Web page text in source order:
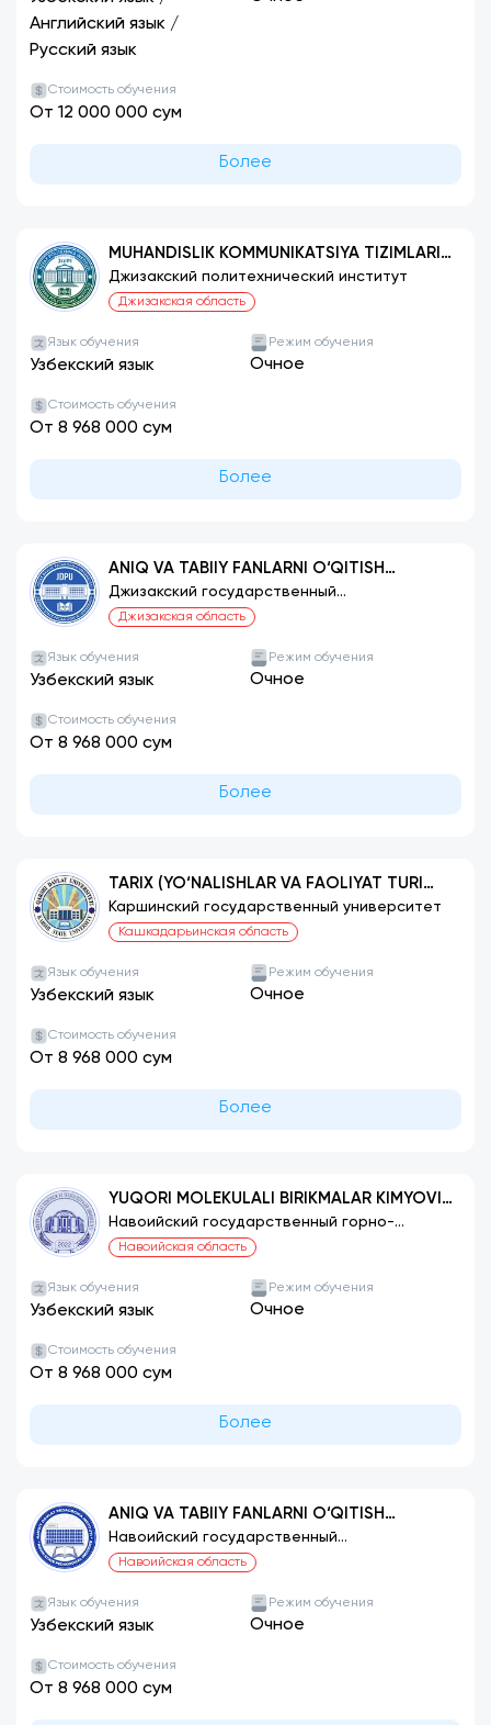
Английский язык /
Русский язык
Стоимость обучения
От 12 000 000 сум
Более
MUHANDISLIK KOMMUNIKATSIYA TIZIMLARI,
QURILISHI VA MONTAJI (TURLARI BO‘YICHA)
Джизакский политехнический институт
Джизакская область
Язык обучения
Узбекский язык
Режим обучения
Очное
Стоимость обучения
От 8 968 000 сум
Более
ANIQ VA TABIIY FANLARNI O‘QITISH
METODIKASI (MATEMATIKA)
Джизакский государственный
педагогический институт
Джизакская область
Язык обучения
Узбекский язык
Режим обучения
Очное
Стоимость обучения
От 8 968 000 сум
Более
TARIX (YO‘NALISHLAR VA FAOLIYAT TURI
BO‘YICHA)
Каршинский государственный университет
Кашкадарьинская область
Язык обучения
Узбекский язык
Режим обучения
Очное
Стоимость обучения
От 8 968 000 сум
Более
YUQORI MOLEKULALI BIRIKMALAR KIMYOVIY
TEXNOLOGIYASI (TURLARI BO‘YICHA)
Навоийский государственный горно-
технологический университет
Навоийская область
Язык обучения
Узбекский язык
Режим обучения
Очное
Стоимость обучения
От 8 968 000 сум
Более
ANIQ VA TABIIY FANLARNI O‘QITISH
METODIKASI (BIOLOGIYA)
Навоийский государственный
педагогический институт
Навоийская область
Язык обучения
Узбекский язык
Режим обучения
Очное
Стоимость обучения
От 8 968 000 сум